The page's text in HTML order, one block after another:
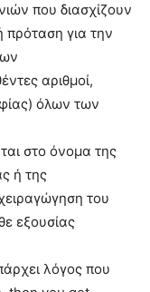
που διασχίζουν
για την
αριθμοί,
όλων των
στο όνομα της
ή της
του
εξουσίας
λόγος που